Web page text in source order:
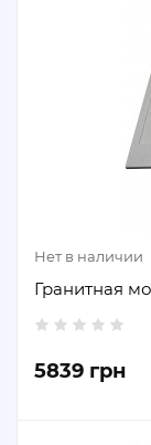
Нет в наличии
Гранитная
5839 грн